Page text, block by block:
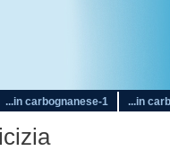
...in carbognanese-1 ...in